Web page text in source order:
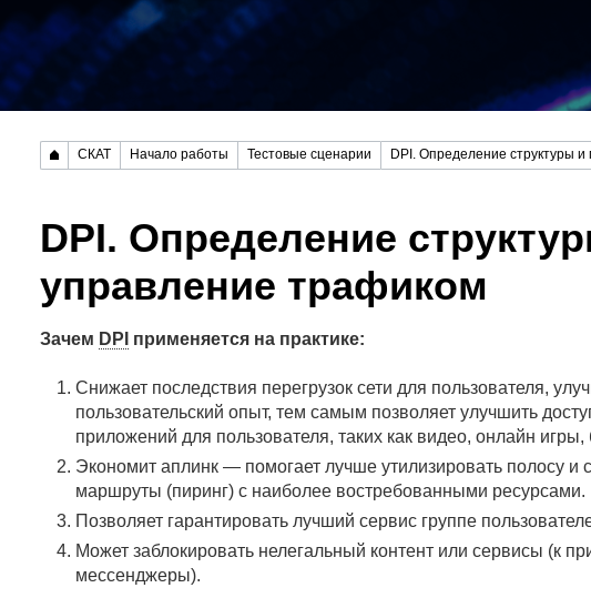
СКАТ Начало работы Тестовые сценарии
DPI. Определение
управление трафиком
Зачем DPI применяется на практике:
Снижает последствия перегрузок сети для пользователя,
пользовательский опыт, тем самым позволяет улучшить
приложений для пользователя, таких как видео, онлайн игры,
Экономит аплинк — помогает лучше утилизировать полосу и
маршруты (пиринг) с наиболее востребованными ресурсами.
Позволяет гарантировать лучший сервис группе
Может заблокировать нелегальный контент или сервисы (к
мессенджеры).